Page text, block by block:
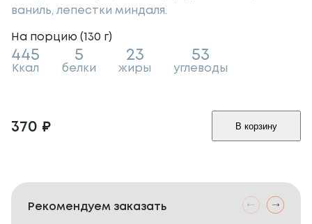
ваниль, лепестки миндаля.
На порцию (130 г)
445
Ккал
5
белки
23
жиры
53
углеводы
370 ₽ В корзину
Рекомендуем заказать